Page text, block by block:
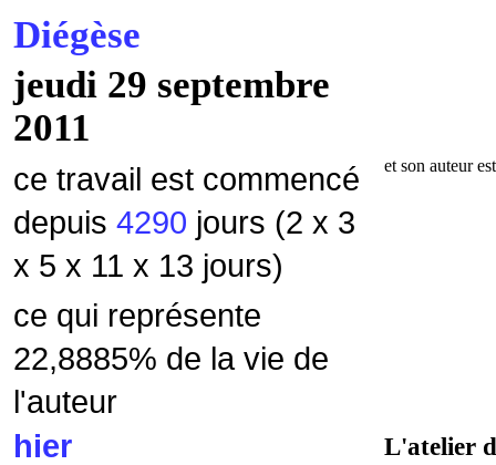
Diégèse
jeudi 29 septembre
2011
ce travail est commencé
depuis 4290 jours (2 x 3
x 5 x 11 x 13 jours)
et son auteur
ce qui représente
22,8885% de la vie de
l'auteur
hier
L'atelier